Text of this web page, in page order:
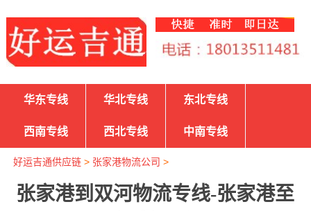
华东专线 华北专线 东北专线
西南专线 西北专线 中南专线
好运吉通供应链> 张家港物流公司 >
张家港到双河物流专线-张家港至